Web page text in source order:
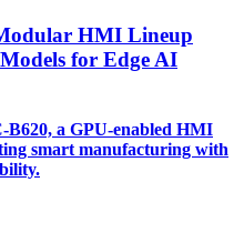
HMI Lineup
for Edge AI
B620, a GPU-enabled HMI
smart manufacturing with